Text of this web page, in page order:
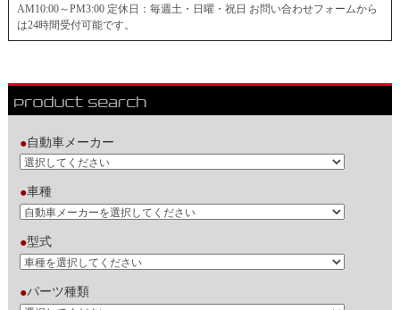
AM10:00～PM3:00 定休日：毎週土・日曜・祝日 お問い合わせフォームから
は24時間受付可能です。
●自動車メーカー
●車種
●型式
●パーツ種類